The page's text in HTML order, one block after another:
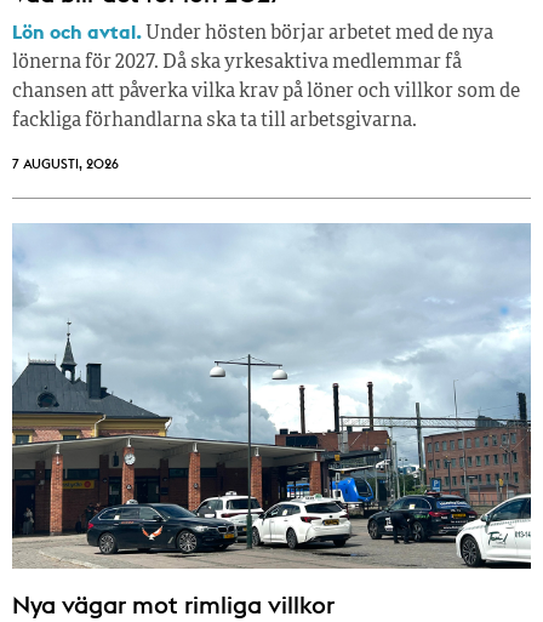
Lön och avtal. Under hösten börjar arbetet med de nya
lönerna för 2027. Då ska yrkesaktiva medlemmar få
chansen att påverka vilka krav på löner och villkor som de
fackliga förhandlarna ska ta till arbetsgivarna.
7 AUGUSTI, 2026
Nya vägar mot rimliga villkor